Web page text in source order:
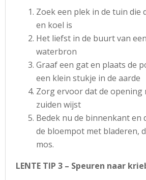
Zoek een plek in de tuin die
en koel is
Het liefst in de buurt van
waterbron
Graaf een gat en plaats de
een klein stukje in de aarde
Zorg ervoor dat de opening
zuiden wijst
Bedek nu de binnenkant en
de bloempot met bladeren,
mos.
LENTE TIP 3 – Speuren naar